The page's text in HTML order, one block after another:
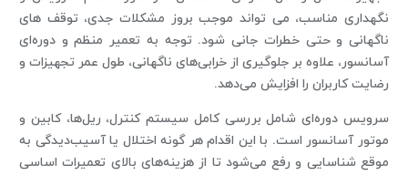
نگهداری مناسب، می‌ تواند موجب بروز مشکلات جدی، توقف‌ های
ناگهانی و حتی خطرات جانی شود. توجه به تعمیر منظم و دوره‌ای
آسانسور، علاوه بر جلوگیری از خرابی‌های ناگهانی، طول عمر تجهیزات و
رضایت کاربران را افزایش می‌دهد.
سرویس دوره‌ای شامل بررسی کامل سیستم کنترل، ریل‌ها، کابین و
موتور آسانسور است. با این اقدام هر گونه اختلال یا آسیب‌دیدگی به‌
موقع شناسایی و رفع می‌شود تا از هزینه‌های بالای تعمیرات اساسی